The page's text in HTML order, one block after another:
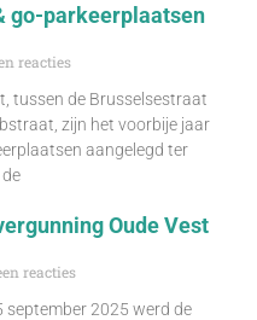
go-parkeerplaatsen
reacties
tussen de Brusselsestraat
zijn het voorbije jaar
aangelegd ter
Oude Vest
reacties
september 2025 werd de